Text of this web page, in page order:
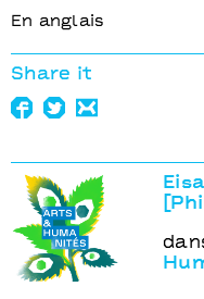
En anglais
Share it